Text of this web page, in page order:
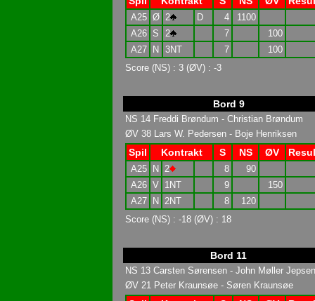
A25 Ø 2 D 4
1100
A26 S 2 7
100
A27
N 3NT 7
100
Score (NS) : 3 (ØV) : -3
Bord 9
NS 14 Freddi Brøndum - Christian Brøndum
ØV 38 Lars W. Pedersen - Boje Henriksen
Spil Kontrakt S NS ØV
A25 N 2 8
90
A26 V 1NT 9
150
A27
N 2NT 8
120
Score (NS) : -18 (ØV) : 18
Bord 11
NS 13 Carsten Sørensen - John Møller Jepsen
ØV 21 Peter Kraunsøe - Søren Kraunsøe